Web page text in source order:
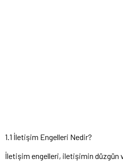
1.1 İletişim Engelleri Nedir?
İletişim engelleri, iletişimin düzgün